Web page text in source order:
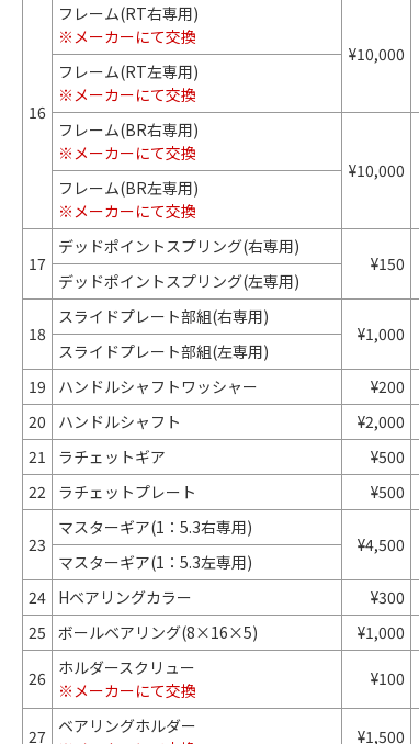
16
フレーム(RT右専用)
※メーカーにて交換
¥10,000
フレーム(RT左専用)
※メーカーにて交換
フレーム(BR右専用)
※メーカーにて交換
¥10,000
フレーム(BR左専用)
※メーカーにて交換
17
デッドポイントスプリング(右専用)
¥150
デッドポイントスプリング(左専用)
18
スライドプレート部組(右専用)
¥1,000
スライドプレート部組(左専用)
19
ハンドルシャフトワッシャー ¥200
20
ハンドルシャフト ¥2,000
21
ラチェットギア ¥500
22
ラチェットプレート ¥500
23
マスターギア(1：5.3右専用)
¥4,500
マスターギア(1：5.3左専用)
24
Hベアリングカラー ¥300
25 ボールベアリング(8×16×5) ¥1,000
26
ホルダースクリュー
※メーカーにて交換
¥100
27
ベアリングホルダー
¥1,500